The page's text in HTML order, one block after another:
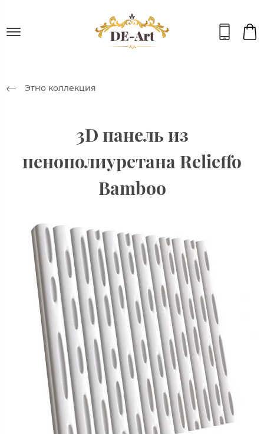
Этно коллекция
3D панель из
пенополиуретана Relieffo
Bamboo